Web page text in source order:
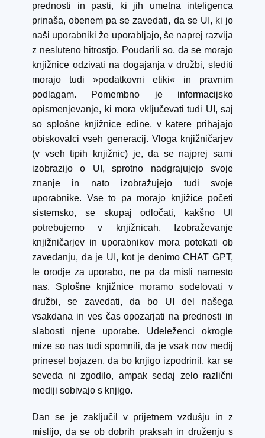
prednosti in pasti, ki jih umetna inteligenca
prinaša, obenem pa se zavedati, da se UI, ki jo
naši uporabniki že uporabljajo, še naprej razvija
z nesluteno hitrostjo. Poudarili so, da se morajo
knjižnice odzivati na dogajanja v družbi, slediti
morajo tudi »podatkovni etiki« in pravnim
podlagam. Pomembno je informacijsko
opismenjevanje, ki mora vključevati tudi UI, saj
so splošne knjižnice edine, v katere prihajajo
obiskovalci vseh generacij. Vloga knjižničarjev
(v vseh tipih knjižnic) je, da se najprej sami
izobrazijo o UI, sprotno nadgrajujejo svoje
znanje in nato izobražujejo tudi svoje
uporabnike. Vse to pa morajo knjižice početi
sistemsko, se skupaj odločati, kakšno UI
potrebujemo v knjižnicah. Izobraževanje
knjižničarjev in uporabnikov mora potekati ob
zavedanju, da je UI, kot je denimo CHAT GPT,
le orodje za uporabo, ne pa da misli namesto
nas. Splošne knjižnice moramo sodelovati v
družbi, se zavedati, da bo UI del našega
vsakdana in ves čas opozarjati na prednosti in
slabosti njene uporabe. Udeleženci okrogle
mize so nas tudi spomnili, da je vsak nov medij
prinesel bojazen, da bo knjigo izpodrinil, kar se
seveda ni zgodilo, ampak sedaj zelo različni
mediji sobivajo s knjigo.
Dan se je zaključil v prijetnem vzdušju in z
mislijo, da se ob dobrih praksah in druženju s